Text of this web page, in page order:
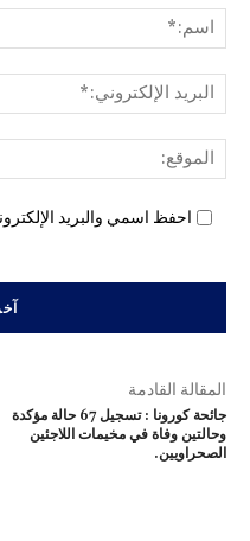
احفظ اسمي والبريد
المقالة القادمة
جائحة كورونا : تسجيل 67 حالة مؤكدة
وحالتين وفاة في مخيمات اللاجئين
الصحراويين.